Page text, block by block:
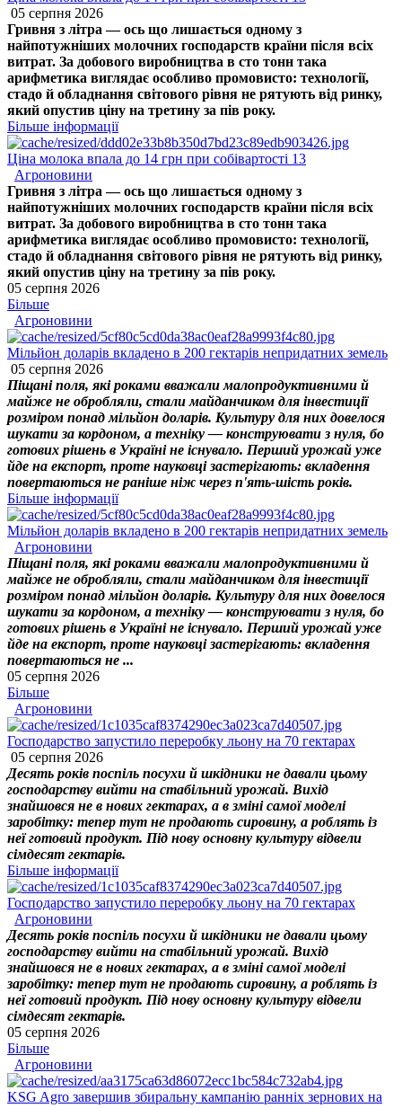
05 серпня 2026
Гривня з літра — ось що лишається одному з
найпотужніших молочних господарств країни після всіх
витрат. За добового виробництва в сто тонн така
арифметика виглядає особливо промовисто: технології,
стадо й обладнання світового рівня не рятують від ринку,
який опустив ціну на третину за пів року.
Більше інформації
Ціна молока впала до 14 грн при собівартості 13
Агроновини
Гривня з літра — ось що лишається одному з
найпотужніших молочних господарств країни після всіх
витрат. За добового виробництва в сто тонн така
арифметика виглядає особливо промовисто: технології,
стадо й обладнання світового рівня не рятують від ринку,
який опустив ціну на третину за пів року.
05 серпня 2026
Більше
Агроновини
Мільйон доларів вкладено в 200 гектарів непридатних земель
05 серпня 2026
Піщані поля, які роками вважали малопродуктивними й
майже не обробляли, стали майданчиком для інвестиції
розміром понад мільйон доларів. Культуру для них довелося
шукати за кордоном, а техніку — конструювати з нуля, бо
готових рішень в Україні не існувало. Перший урожай уже
йде на експорт, проте науковці застерігають: вкладення
повертаються не раніше ніж через п'ять-шість років.
Більше інформації
Мільйон доларів вкладено в 200 гектарів непридатних земель
Агроновини
Піщані поля, які роками вважали малопродуктивними й
майже не обробляли, стали майданчиком для інвестиції
розміром понад мільйон доларів. Культуру для них довелося
шукати за кордоном, а техніку — конструювати з нуля, бо
готових рішень в Україні не існувало. Перший урожай уже
йде на експорт, проте науковці застерігають: вкладення
повертаються не ...
05 серпня 2026
Більше
Агроновини
Господарство запустило переробку льону на 70 гектарах
05 серпня 2026
Десять років поспіль посухи й шкідники не давали цьому
господарству вийти на стабільний урожай. Вихід
знайшовся не в нових гектарах, а в зміні самої моделі
заробітку: тепер тут не продають сировину, а роблять із
неї готовий продукт. Під нову основну культуру відвели
сімдесят гектарів.
Більше інформації
Господарство запустило переробку льону на 70 гектарах
Агроновини
Десять років поспіль посухи й шкідники не давали цьому
господарству вийти на стабільний урожай. Вихід
знайшовся не в нових гектарах, а в зміні самої моделі
заробітку: тепер тут не продають сировину, а роблять із
неї готовий продукт. Під нову основну культуру відвели
сімдесят гектарів.
05 серпня 2026
Більше
Агроновини
KSG Agro завершив збиральну кампанію ранніх зернових на